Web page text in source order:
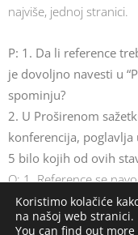
najviše, jednoj stranici.
P: 1. Da li reference
je dovoljno navesti u
spominju?
2. U Proširenom
konferencija,
5 bilo kojih od ovih
O: 1. Reference se
2. U Proširenom
publikacija koje mogu
Koristimo kolačiće
na našoj web stranici.
You can find out